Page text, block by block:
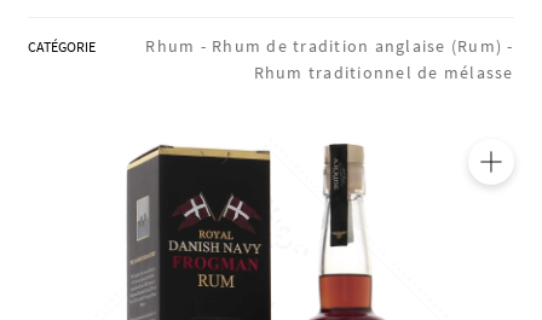
CATÉGORIE Rhum - Rhum de tradition anglaise (Rum) -
Rhum traditionnel de mélasse